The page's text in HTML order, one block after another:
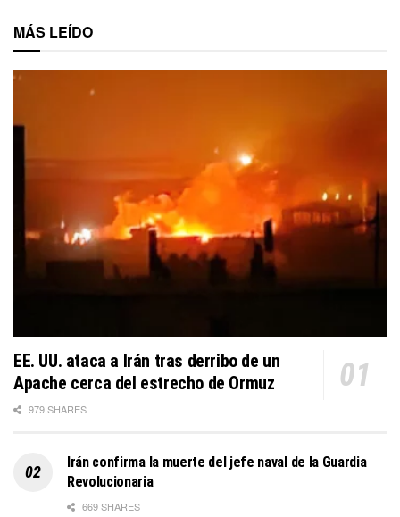
MÁS LEÍDO
EE. UU. ataca a Irán tras derribo de un
Apache cerca del estrecho de Ormuz
979 SHARES
Irán confirma la muerte del jefe naval de la Guardia
Revolucionaria
669 SHARES